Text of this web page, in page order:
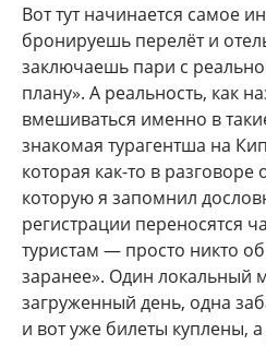
Вот тут начинается самое
бронируешь перелёт и
заключаешь пари с
плану». А реальность, как
вмешиваться именно в
знакомая турагентша на
которая как-то в
которую я запомнил
регистрации переносятся
туристам — просто никто
заранее». Один локальный
загруженный день, одна
и вот уже билеты куплены,